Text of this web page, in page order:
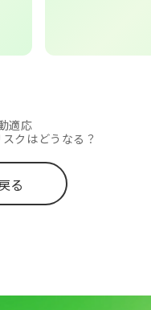
適応
クはどうなる？
る